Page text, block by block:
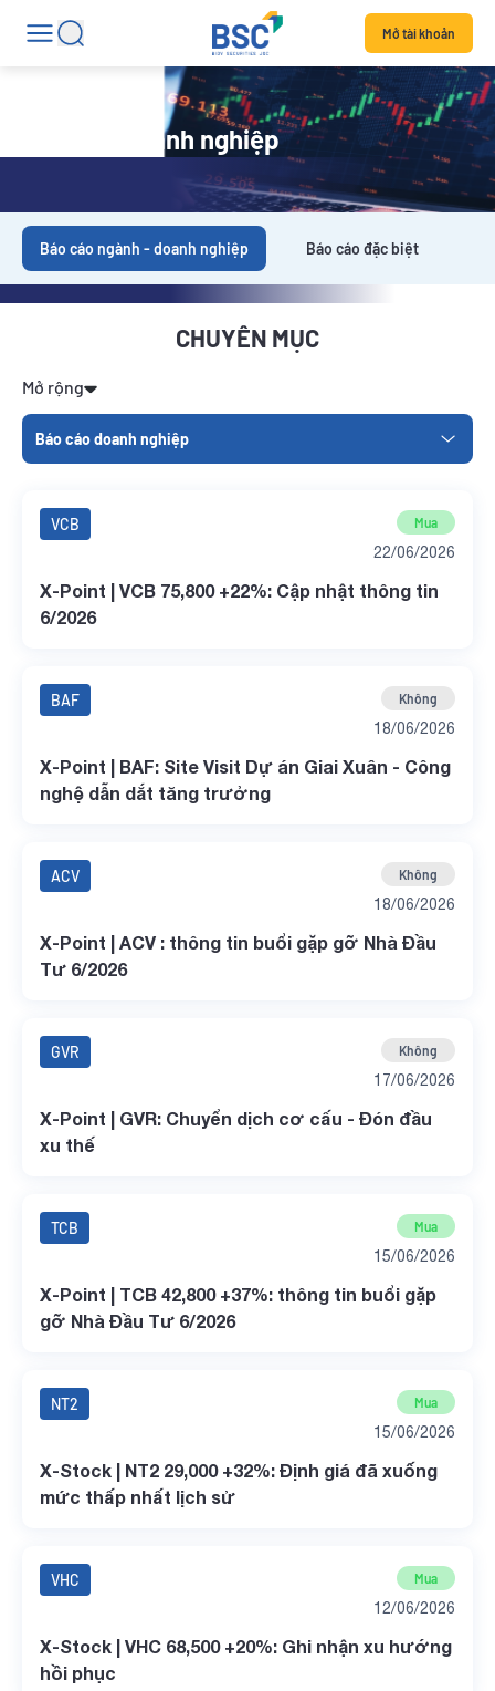
Mở tài khoản
Báo cáo doanh nghiệp
Báo cáo ngành - doanh nghiệp Báo cáo đặc biệt
CHUYÊN MỤC
Mở rộng
Báo cáo doanh nghiệp
VCB Mua
22/06/2026
X-Point | VCB 75,800 +22%: Cập nhật thông tin
6/2026
BAF Không
18/06/2026
X-Point | BAF: Site Visit Dự án Giai Xuân - Công
nghệ dẫn dắt tăng trưởng
ACV Không
18/06/2026
X-Point | ACV : thông tin buổi gặp gỡ Nhà Đầu
Tư 6/2026
GVR Không
17/06/2026
X-Point | GVR: Chuyển dịch cơ cấu - Đón đầu
xu thế
TCB Mua
15/06/2026
X-Point | TCB 42,800 +37%: thông tin buổi gặp
gỡ Nhà Đầu Tư 6/2026
NT2 Mua
15/06/2026
X-Stock | NT2 29,000 +32%: Định giá đã xuống
mức thấp nhất lịch sử
VHC Mua
12/06/2026
X-Stock | VHC 68,500 +20%: Ghi nhận xu hướng
hồi phục